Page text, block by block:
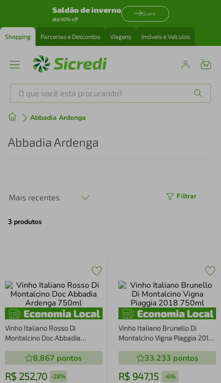
Saldão de inverno
até 40% off
Quero
Shopping Parcerias e Descontos Viagens Imóveis e Veículos
O que você está procurando?
Abbadia Ardenga
Abbadia Ardenga
Mais recentes Filtrar
3 produtos
Vinho Italiano Rosso Di
Montalcino Doc Abbadia
8.867 pontos
R$ 252,70 -28%
Vinho Italiano Brunello Di
Montalcino Vigna Piaggia 2018
33.233 pontos
R$ 947,15 -6%
Produtos mais buscados
tenis
perfume
4º air fryer